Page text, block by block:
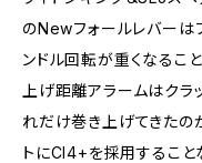
のNewフォールレバーは
ンドル回転が重くなるこ
上げ距離アラームはクラ
れだけ巻き上げてきたの
トにCI4+を採用するこ